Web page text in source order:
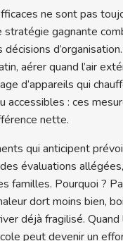
ne sont pas
stratégie gagnante
aérer quand l’air
d’appareils qui
accessibles : ces
nette.
qui anticipent
évaluations
familles. Pourquoi ?
dort moins bien,
déjà fragilisé. Quand
peut devenir un